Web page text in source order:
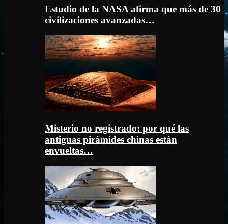
Estudio de la NASA afirma que más de 30
civilizaciones avanzadas…
Misterio no registrado: por qué las
antiguas pirámides chinas están
envueltas…